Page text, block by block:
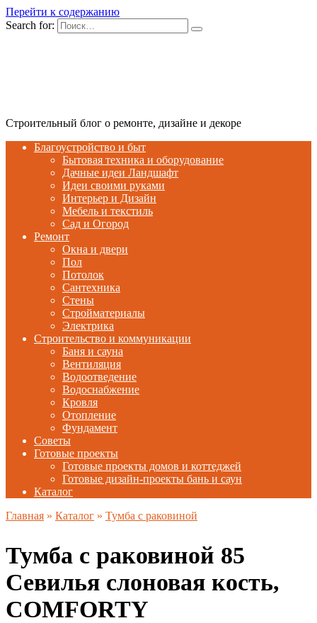
Перейти к содержанию
Search for:
Строительный блог о ремонте, дизайне и декоре
Благоустройство и быт
Бытовая техника и оборудование
Дачные идеи Ландшафт
Идеи своими руками
Интерьер и Дизайн
Мебель и текстиль
Сад и Огород
Ремонт
Окна и двери
Пол
Потолок
Сантехника
Стены
Стройматериалы
Электрика
Строительство и коммуникации
Баня и сауна
Вентиляция
Водоотведение
Водоснабжение
Кровля
Отопление
Фундамент
Советы
Готовые проекты
Готовые проекты домов и коттеджей
Готовые дизайн-проекты бань и саун
Каталог
Главная » Каталог » Тумба с раковиной
Тумба с раковиной 85
Севилья слоновая кость,
COMFORTY